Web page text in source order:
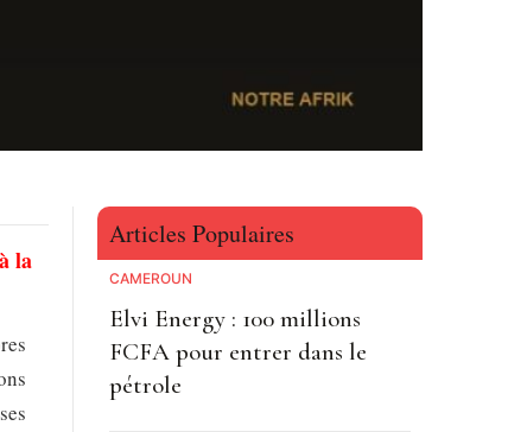
la
Articles Populaires
CAMEROUN
Elvi Energy : 100 millions
FCFA pour entrer dans le
pétrole